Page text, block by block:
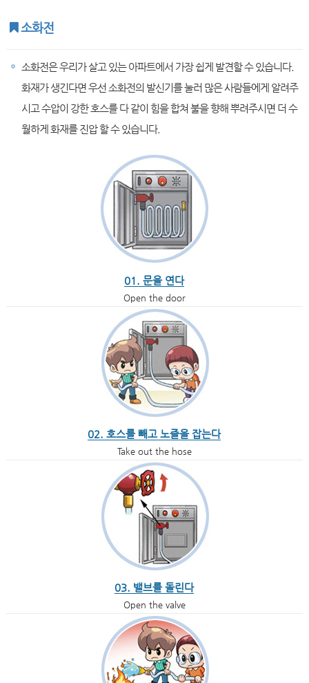
소화전
소화전은 우리가 살고 있는 아파트에서 가장 쉽게 발견할 수 있습니다.
화재가 생긴다면 우선 소화전의 발신기를 눌러 많은 사람들에게 알려주
시고 수압이 강한 호스를 다 같이 힘을 합쳐 불을 향해 뿌려주시면 더 수
월하게 화재를 진압 할 수 있습니다.
01. 문을 연다
Open the door
02. 호스를 빼고 노즐을 잡는다
Take out the hose
03. 밸브를 돌린다
Open the valve